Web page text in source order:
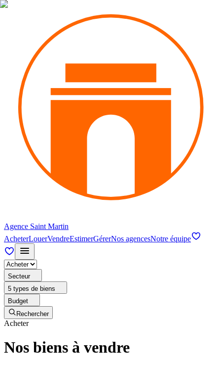
Agence Saint Martin
AcheterLouerVendreEstimerGérerNos agencesNotre équipe
Secteur
5 types de biens
Budget
Rechercher
Acheter
Nos biens à vendre